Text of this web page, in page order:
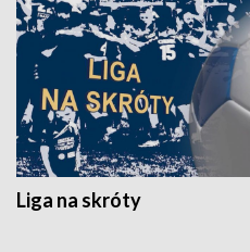
Liga na skróty